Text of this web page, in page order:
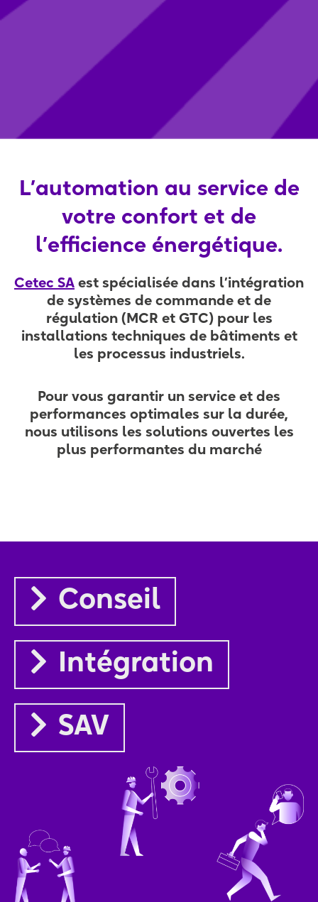
L’automation au service de
votre confort et de
l’efficience énergétique.
Cetec SA est spécialisée dans l’intégration
de systèmes de commande et de
régulation (MCR et GTC)pour les
installations techniques de bâtiments et
les processus industriels.
Pour vous garantir un service et des
performances optimales sur la durée,
nous utilisons les solutions ouvertes les
plus performantes du marché
Conseil
Intégration
SAV